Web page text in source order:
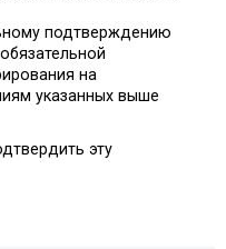
подтверждению
на
указанных выше
эту